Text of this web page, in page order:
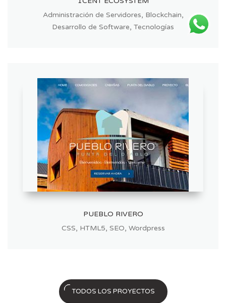
Administración de Servidores, Blockchain,
Desarrollo de Software, Tecnologías
PUEBLO RIVERO
CSS, HTML5, SEO, Wordpress
TODOS LOS PROYECTOS